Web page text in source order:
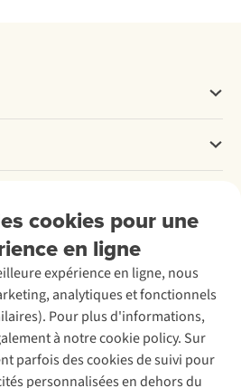
cookies pour une
en ligne
expérience en ligne, nous
analytiques et fonctionnels
Pour plus d'informations,
à notre cookie policy. Sur
parfois des cookies de suivi pour
personnalisées en dehors du